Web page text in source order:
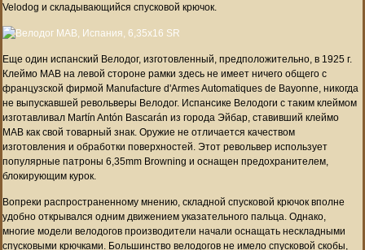
Velodog и складывающийся спусковой крючок.
Еще один испанский Велодог, изготовленный, предположительно, в 1925 г.
Клеймо MAB на левой стороне рамки здесь не имеет ничего общего с
французской фирмой Manufacture d'Armes Automatiques de Bayonne, никогда
не выпускавшей револьверы Велодог. Испансике Велодоги с таким клеймом
изготавливал Martín Antón Bascarán из города Эйбар, ставивший клеймо
MAB как свой товарный знак. Оружие не отличается качеством
изготовления и обработки поверхностей. Этот револьвер использует
популярные патроны 6,35mm Browning и оснащен предохранителем,
блокирующим курок.
Вопреки распространенному мнению, складной спусковой крючок вполне
удобно открывался одним движением указательного пальца. Однако,
многие модели велодогов производители начали оснащать нескладными
спусковыми крючками. Большинство велодогов не имело спусковой скобы,